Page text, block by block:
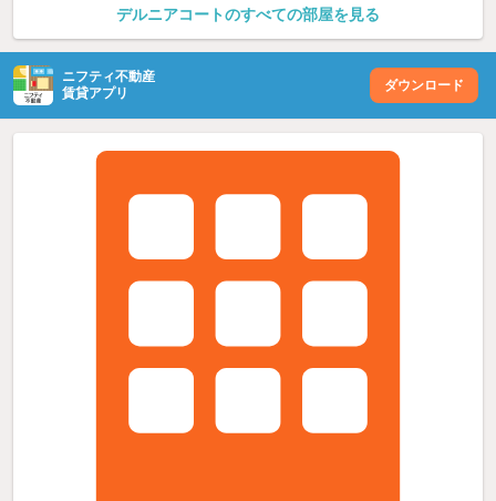
デルニアコートのすべての部屋を見る
ニフティ不動産
賃貸アプリ
ダウンロード